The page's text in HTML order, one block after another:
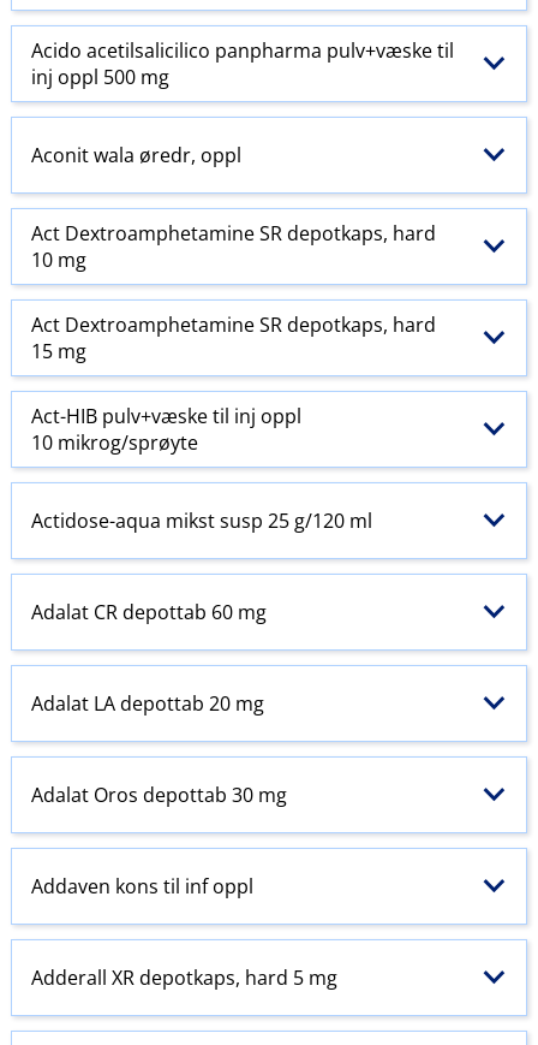
Acido acetilsalicilico panpharma pulv+væske til
inj oppl 500 mg
Aconit wala øredr, oppl
Act Dextroamphetamine SR depotkaps, hard
10 mg
Act Dextroamphetamine SR depotkaps, hard
15 mg
Act-HIB pulv+væske til inj oppl
10 mikrog/sprøyte
Actidose-aqua mikst susp 25 g/120 ml
Adalat CR depottab 60 mg
Adalat LA depottab 20 mg
Adalat Oros depottab 30 mg
Addaven kons til inf oppl
Adderall XR depotkaps, hard 5 mg